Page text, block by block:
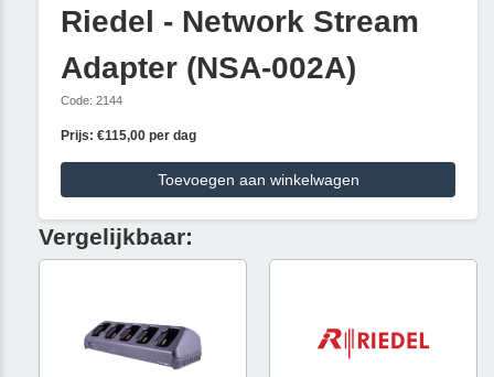
Riedel - Network Stream
Adapter (NSA-002A)
Code: 2144
Prijs: €115,00 per dag
Toevoegen aan winkelwagen
Vergelijkbaar: